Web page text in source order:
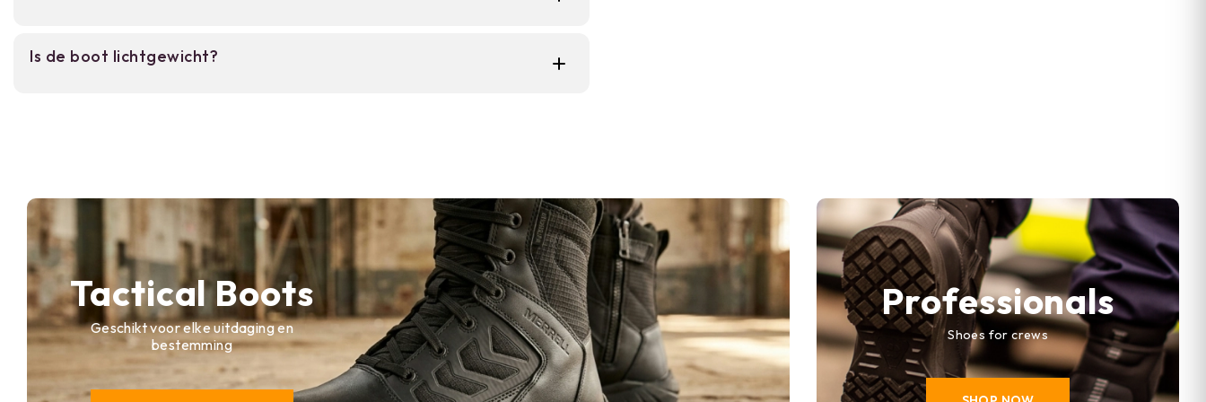
Is de boot lichtgewicht?
Tactical Boots
Geschikt voor elke uitdaging en
bestemming
Professionals
Shoes for crews